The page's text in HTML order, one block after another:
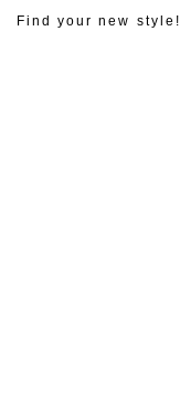
Find your new style!